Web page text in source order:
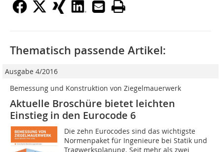
Thematisch passende Artikel:
Ausgabe 4/2016
Bemessung und Konstruktion von Ziegelmauerwerk
Aktuelle Broschüre bietet leichten
Einstieg in den Eurocode 6
Die zehn Eurocodes sind das wichtigste
Normenpaket für Ingenieure bei Statik und
Tragwerksplanung. Seit mehr als zwei